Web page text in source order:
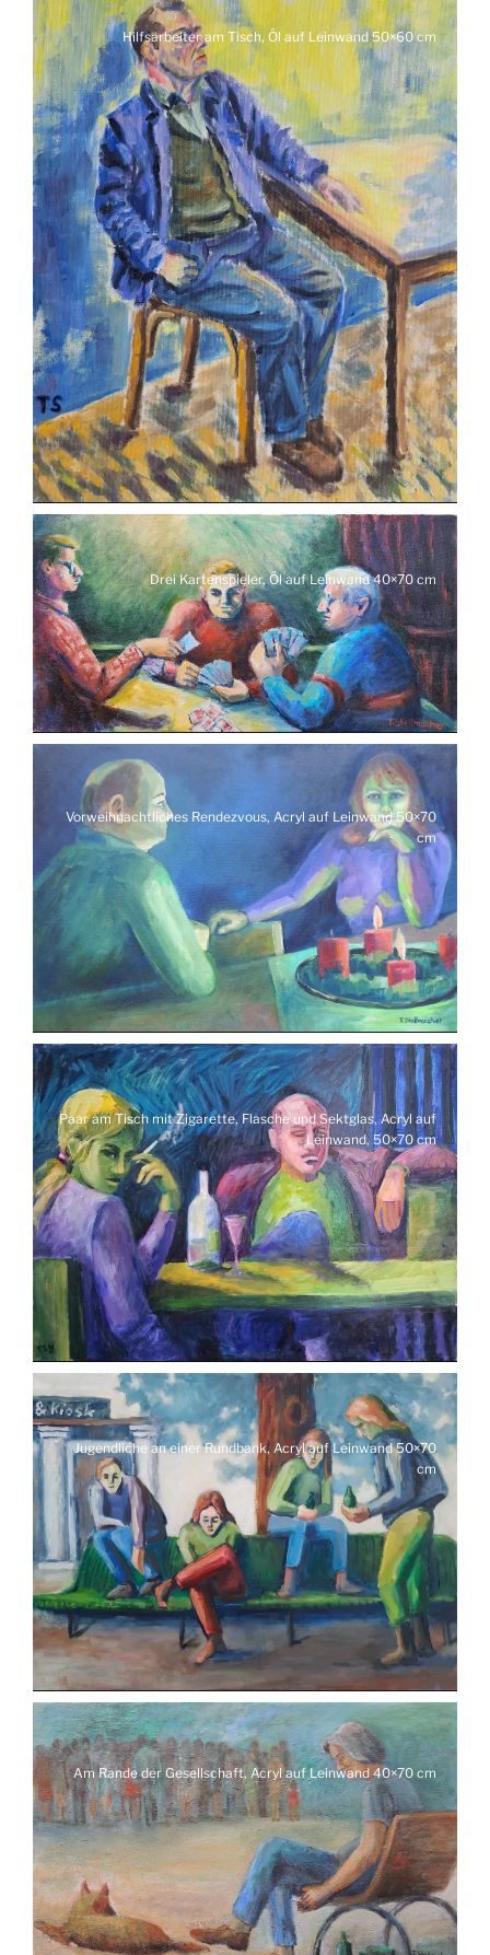
Hilfsarbeiter am Tisch, Öl auf Leinwand 50×60 cm
Drei Kartenspieler, Öl auf Leinwand 40×70 cm
Vorweihnachtliches Rendezvous, Acryl auf Leinwand 50×70
cm
Paar am Tisch mit Zigarette, Flasche und Sektglas, Acryl auf
Leinwand, 50×70 cm
Jugendliche an einer Rundbank, Acryl auf Leinwand 50×70
cm
Am Rande der Gesellschaft, Acryl auf Leinwand 40×70 cm